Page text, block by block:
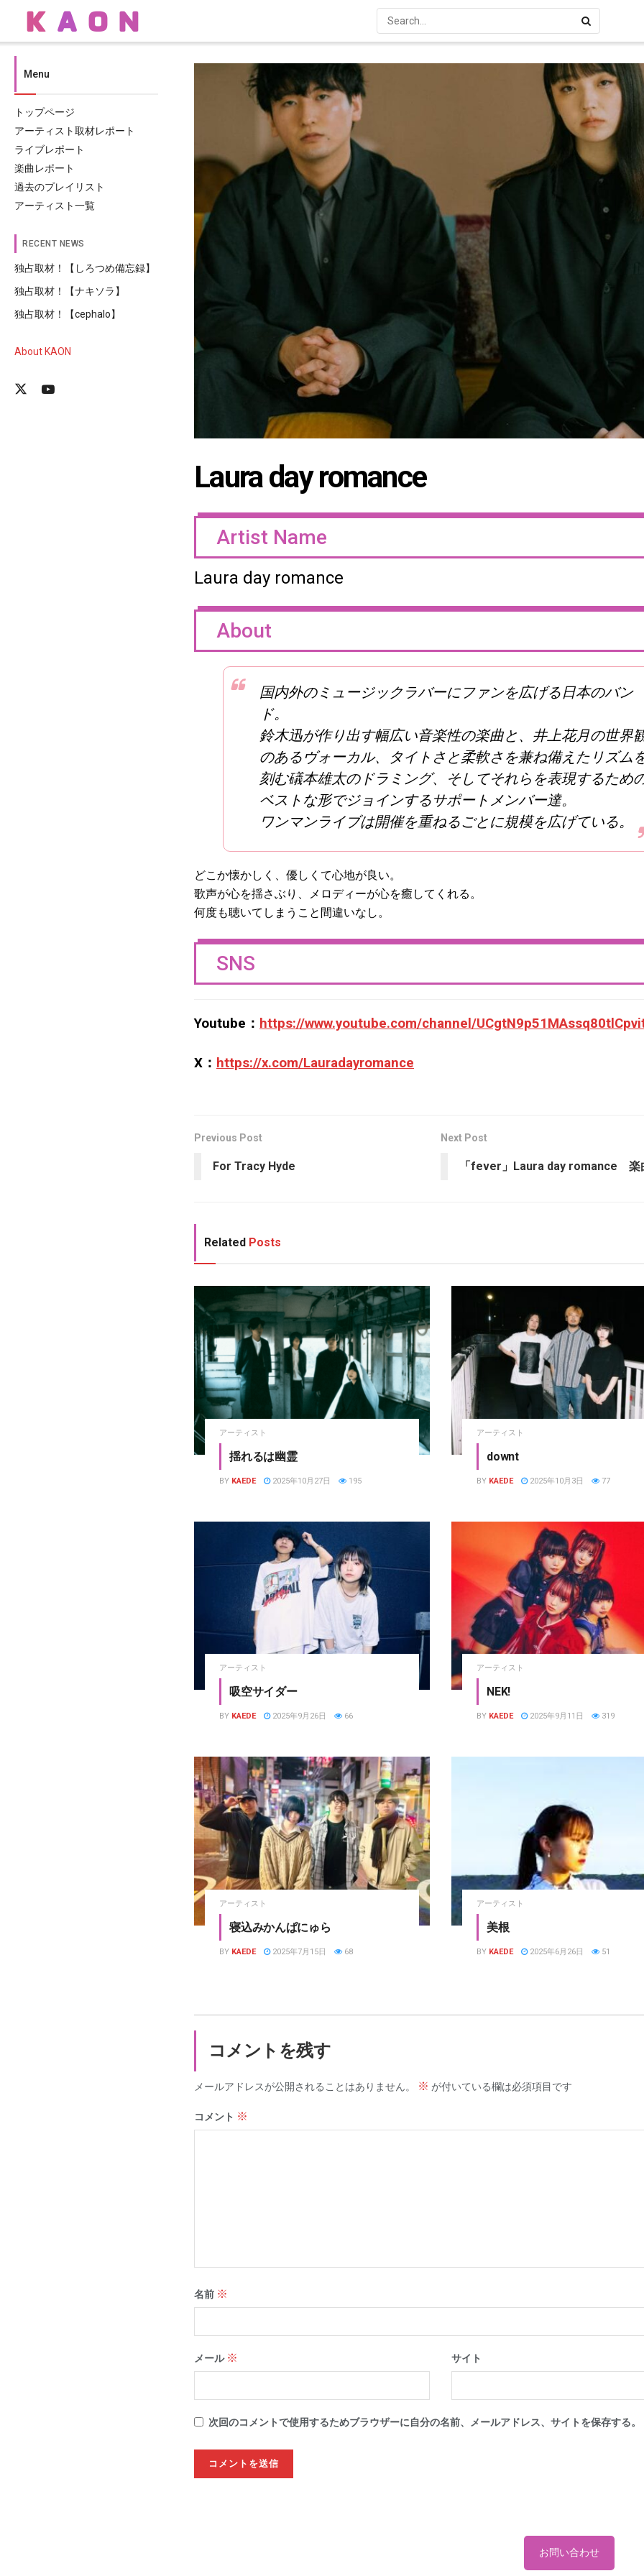
Menu
トップページ
アーティスト取材レポート
ライブレポート
楽曲レポート
過去のプレイリスト
アーティスト一覧
RECENT NEWS
独占取材！【しろつめ備忘録】
独占取材！【ナキソラ】
独占取材！【cephalo】
About KAON
Laura day romance
Artist Name
Laura day romance
About
国内外のミュージックラバーにファンを広げる日本のバン
ド。
鈴木迅が作り出す幅広い音楽性の楽曲と、井上花月の世界
のあるヴォーカル、タイトさと柔軟さを兼ね備えたリズム
刻む礒本雄太のドラミング、そしてそれらを表現するため
ベストな形でジョインするサポートメンバー達。
ワンマンライブは開催を重ねるごとに規模を広げている。
どこか懐かしく、優しくて心地が良い。
歌声が心を揺さぶり、メロディーが心を癒してくれる。
何度も聴いてしまうこと間違いなし。
SNS
Youtube： https://www.youtube.com/channel/
X： https://x.com/Lauradayromance
Previous Post
For Tracy Hyde
Next Post
「fever」Laura day romance 楽
Related Posts
アーティスト
揺れるは幽霊
BY KAEDE 2025年10月27日 195
アーティスト
downt
BY KAEDE 2025年10月3日 77
アーティスト
吸空サイダー
BY KAEDE 2025年9月26日 66
アーティスト
NEK!
BY KAEDE 2025年9月11日 319
アーティスト
寝込みかんぱにゅら
BY KAEDE 2025年7月15日 68
アーティスト
美根
BY KAEDE 2025年6月26日 51
コメントを残す
メールアドレスが公開されることはありません。 ※ が付いている欄は必須項目です
コメント ※
名前 ※
メール ※ サイト
次回のコメントで使用するためブラウザーに自分の名前、メールアドレス、サイトを保存する。
お問い合わせ